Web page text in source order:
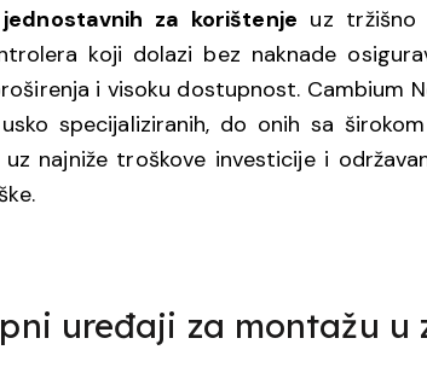
za korištenje uz tržišno
koji dolazi bez naknade
i visoku dostupnost. Cambium
specijaliziranih, do onih sa
najniže troškove investicije i
uređaji za montažu